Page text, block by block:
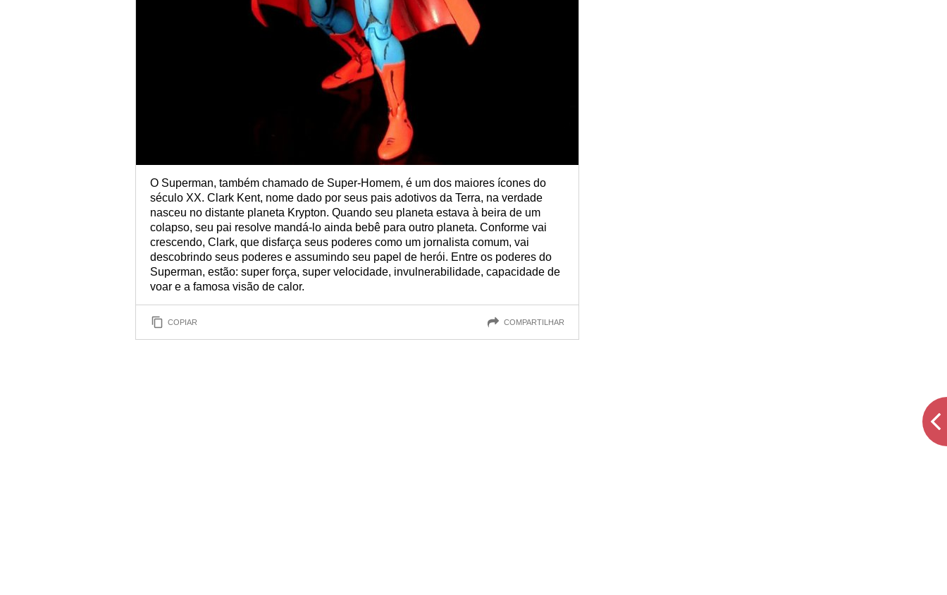
O Superman, também chamado de Super-Homem, é um dos maiores ícones do
século XX. Clark Kent, nome dado por seus pais adotivos da Terra, na verdade
nasceu no distante planeta Krypton. Quando seu planeta estava à beira de um
colapso, seu pai resolve mandá-lo ainda bebê para outro planeta. Conforme vai
crescendo, Clark, que disfarça seus poderes como um jornalista comum, vai
descobrindo seus poderes e assumindo seu papel de herói. Entre os poderes do
Superman, estão: super força, super velocidade, invulnerabilidade, capacidade de
voar e a famosa visão de calor.
COPIAR COMPARTILHAR